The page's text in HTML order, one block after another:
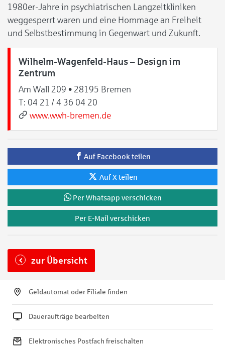
1980er-Jahre in psychiatrischen Langzeitkliniken
weggesperrt waren und eine Hommage an Freiheit
und Selbstbestimmung in Gegenwart und Zukunft.
Wilhelm-Wagenfeld-Haus – Design im
Zentrum
Am Wall 209 • 28195 Bremen
T: 04 21 / 4 36 04 20
www.wwh-bremen.de
Auf Facebook teilen
Auf X teilen
Per Whatsapp verschicken
Per E-Mail verschicken
zur Übersicht
Geldautomat oder Filiale finden
Daueraufträge bearbeiten
Elektronisches Postfach freischalten